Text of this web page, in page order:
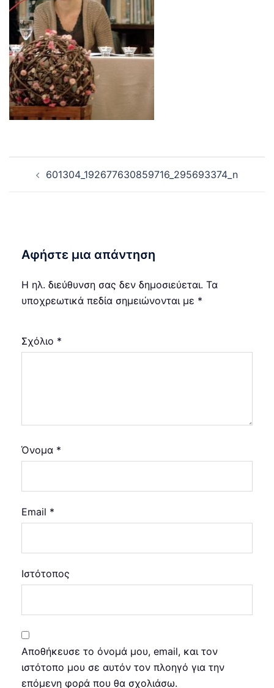
navigation
601304_192677630859716_295693374_n
Αφήστε μια απάντηση
Η ηλ. διεύθυνση σας δεν δημοσιεύεται. Τα
υποχρεωτικά πεδία σημειώνονται με *
Σχόλιο *
Όνομα *
Email *
Ιστότοπος
Αποθήκευσε το όνομά μου, email, και τον
ιστότοπο μου σε αυτόν τον πλοηγό για την
επόμενη φορά που θα σχολιάσω.